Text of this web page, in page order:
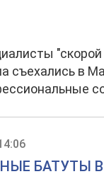
съехались в
БАТУТЫ